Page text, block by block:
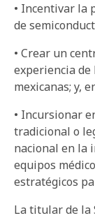
• Incentivar la
de
• Crear un
experiencia de
mexicanas; y,
• Incursionar
tradicional o
nacional en la
equipos
estratégicos
La titular de la